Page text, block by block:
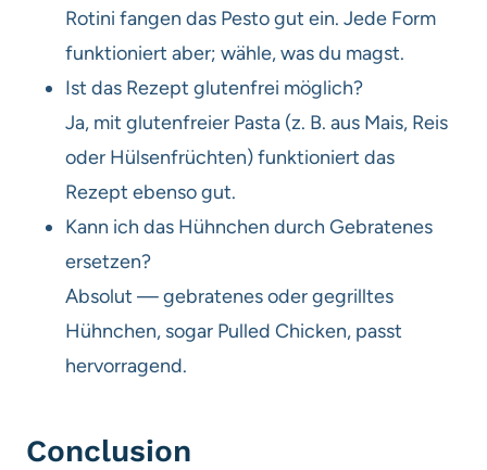
Rotini fangen das Pesto gut ein. Jede Form
funktioniert aber; wähle, was du magst.
Ist das Rezept glutenfrei möglich?
Ja, mit glutenfreier Pasta (z. B. aus Mais, Reis
oder Hülsenfrüchten) funktioniert das
Rezept ebenso gut.
Kann ich das Hühnchen durch Gebratenes
ersetzen?
Absolut — gebratenes oder gegrilltes
Hühnchen, sogar Pulled Chicken, passt
hervorragend.
Conclusion